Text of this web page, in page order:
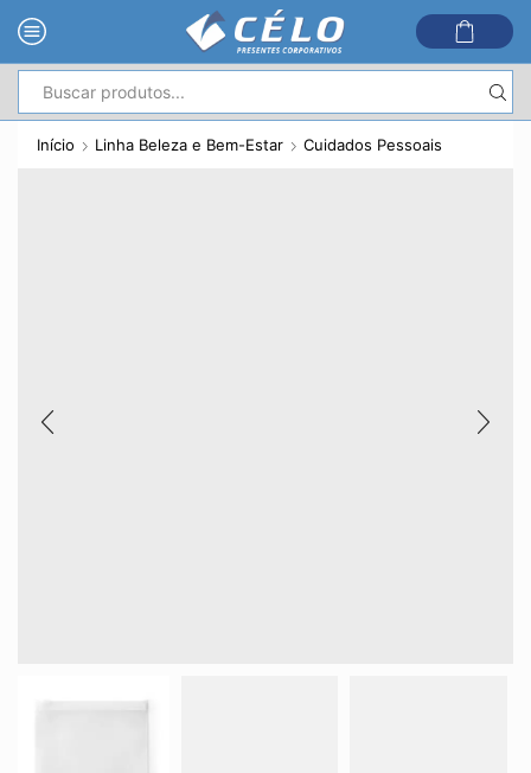
de
pesquisa
Início Linha Beleza e Bem-Estar Cuidados Pessoais